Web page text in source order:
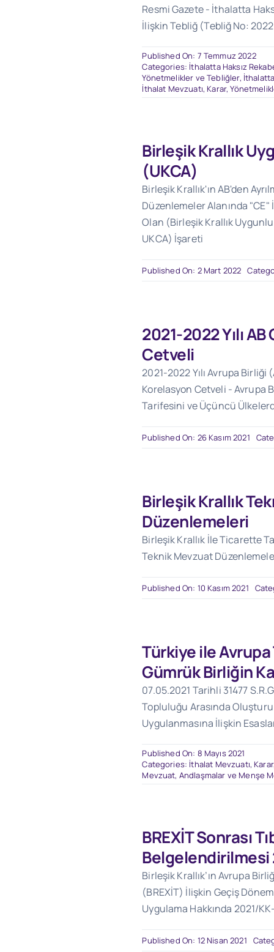
Resmi Gazete - İthalatta
İlişkin Tebliğ (Tebliğ No:
Published On: 7 Temmuz 2022
Categories: İthalatta Haksız
Yönetmelikler ve Tebliğler,
İthalat Mevzuatı, Karar,
Birleşik Krallık
(UKCA)
Birleşik Krallık'ın AB'den
Düzenlemeler Alanında
Olan (Birleşik Krallık
UKCA) İşareti
Published On: 2 Mart 2022
2021-2022 Yılı
Cetveli
2021-2022 Yılı Avrupa
Korelasyon Cetveli - Avrupa
Tarifesini ve Üçüncü
Published On: 26 Kasım 2021
Birleşik Krallık
Düzenlemeleri
Birleşik Krallık İle Ticarette
Teknik Mevzuat
Published On: 10 Kasım 2021
Türkiye ile
Gümrük Birliğin
07.05.2021 Tarihli 31477
Topluluğu Arasında
Uygulanmasına İlişkin
Published On: 8 Mayıs 2021
Categories: İthalat Mevzuatı,
Mevzuat, Andlaşmalar ve Menşe
BREXİT Sonrası
Belgelendirilmesi
Birleşik Krallık’ın Avrupa
(BREXİT) İlişkin Geçiş
Uygulama Hakkında 2021/
Published On: 12 Nisan 2021